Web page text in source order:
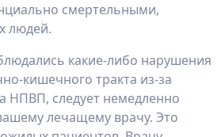
смертельными,
людей.
какие-либо нарушения
кишечного тракта из-за
НПВП, следует немедленно
лечащему врачу. Это